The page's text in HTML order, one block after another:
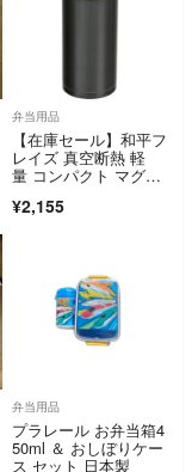
弁当用品
【在庫セール】和平フ
レイズ 真空断熱 軽
量 コンパクト マグボ
¥2,155
弁当用品
プラレール お弁当箱4
50ml ＆ おしぼりケー
ス セット 日本製